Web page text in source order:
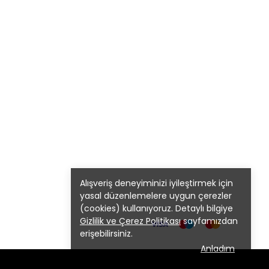
Alışveriş deneyiminizi iyileştirmek için
yasal düzenlemelere uygun çerezler
(cookies) kullanıyoruz. Detaylı bilgiye
Gizlilik ve Çerez Politikasısayfamızdan
erişebilirsiniz.
Anladım